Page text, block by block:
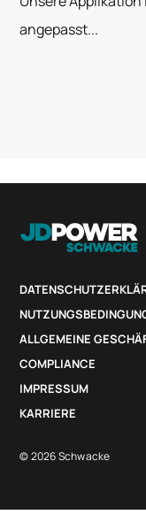
angepasst...
ALLGEMEINE
COMPLIANCE
IMPRESSUM
KARRIERE
© 2026 Schwacke